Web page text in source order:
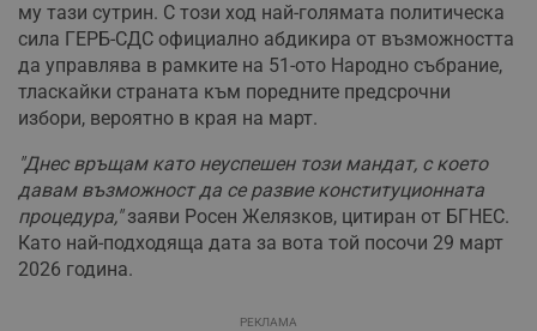
му тази сутрин. С този ход най-голямата политическа
сила ГЕРБ-СДС официално абдикира от възможността
да управлява в рамките на 51-ото Народно събрание,
тласкайки страната към поредните предсрочни
избори, вероятно в края на март.
"Днес връщам като неуспешен този мандат, с което
давам възможност да се развие конституционната
процедура,"заяви Росен Желязков, цитиран от БГНЕС.
Като най-подходяща дата за вота той посочи 29 март
2026 година.
РЕКЛАМА